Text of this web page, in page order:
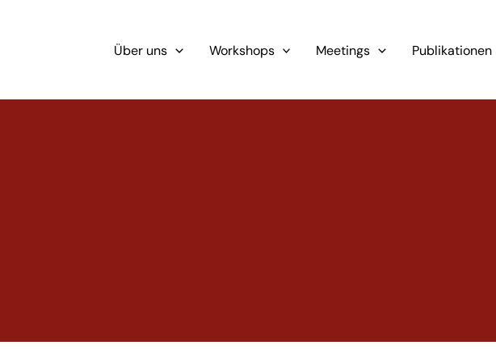
Über uns Workshops Meetings Publikationen